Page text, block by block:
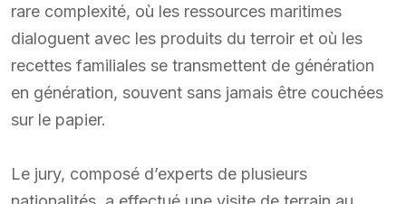
rare complexité, où les ressources maritimes
dialoguent avec les produits du terroir et où les
recettes familiales se transmettent de génération
en génération, souvent sans jamais être couchées
sur le papier.
Le jury, composé d’experts de plusieurs